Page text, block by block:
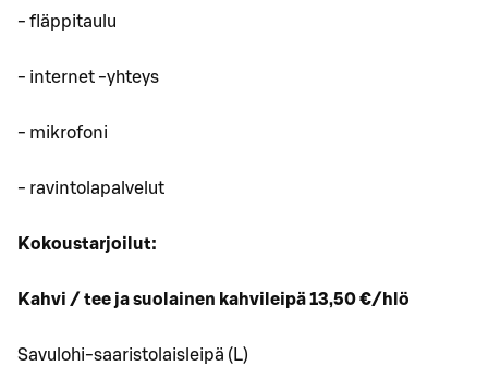
- fläppitaulu
- internet -yhteys
- mikrofoni
- ravintolapalvelut
Kokoustarjoilut:
Kahvi / tee ja suolainen kahvileipä 13,50 €/hlö
Savulohi-saaristolaisleipä (L)